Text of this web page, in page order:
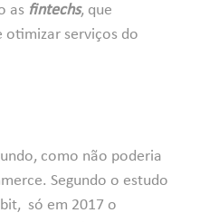
as fintechs, que
otimizar serviços do
como não poderia
Segundo o estudo
só em 2017 o